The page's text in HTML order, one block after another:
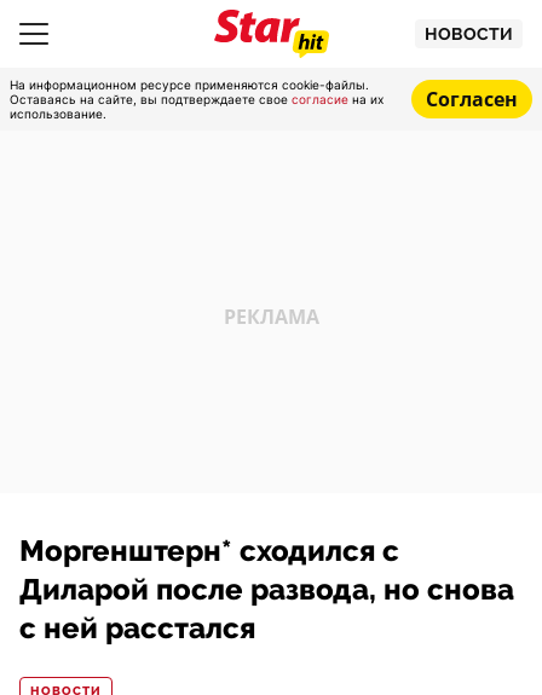
НОВОСТИ
На информационном ресурсе применяются cookie-файлы.
Оставаясь на сайте, вы подтверждаете свое согласие на их
использование.
Согласен
Моргенштерн* сходился с
Диларой после развода, но снова
с ней расстался
НОВОСТИ